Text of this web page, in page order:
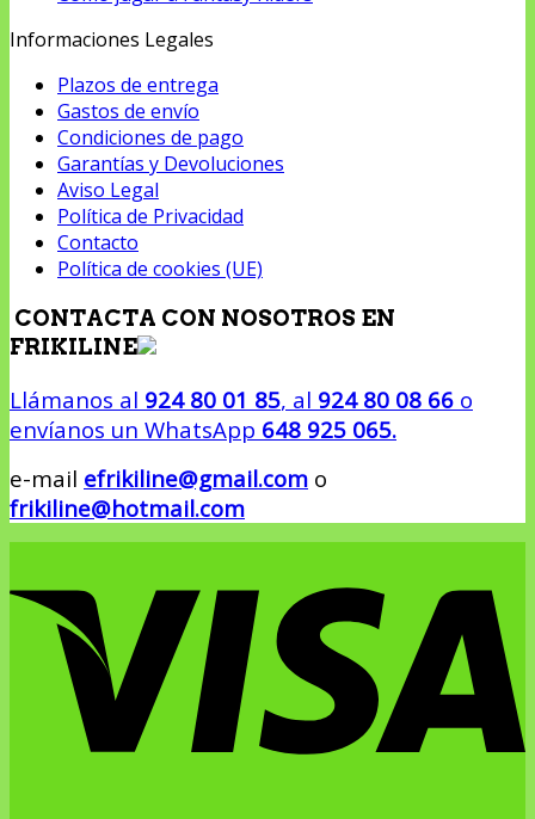
Informaciones Legales
Plazos de entrega
Gastos de envío
Condiciones de pago
Garantías y Devoluciones
Aviso Legal
Política de Privacidad
Contacto
Política de cookies (UE)
CONTACTA CON NOSOTROS EN
FRIKILINE
Llámanos al 924 80 01 85, al 924 80 08 66 o
envíanos un WhatsApp 648 925 065.
e-mail efrikiline@gmail.com o
frikiline@hotmail.com